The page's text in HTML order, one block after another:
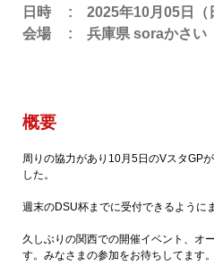
日時
2025年10月05日（
会場
兵庫県 soraかさい
概要
周りの協力があり10月5日のVスタGP
した。
週末のDSU杯までに受付できるように
久しぶりの関西での開催イベント、オ
す。みなさまの参加をお待ちしてます。